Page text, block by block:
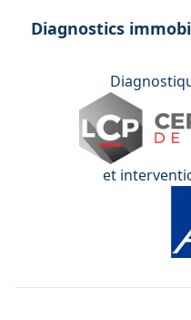
Diagnostics
et